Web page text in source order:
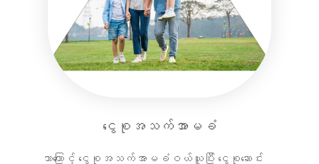
ငွေစုအသက်အာမခံ
ဘာကြောင့် ငွေစုအသက်အာမခံဝယ်ယူပြီး ငွေစုဆောင်း